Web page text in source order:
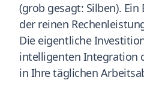
(grob gesagt: Silben).
der reinen
Die eigentliche
intelligenten Integration
in Ihre täglichen